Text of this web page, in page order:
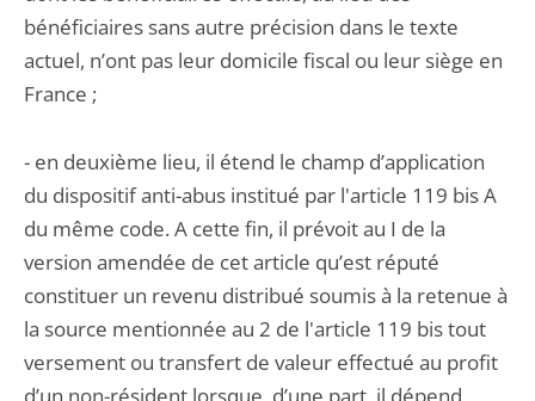
bénéficiaires sans autre précision dans le texte
actuel, n’ont pas leur domicile fiscal ou leur siège en
France ;
- en deuxième lieu, il étend le champ d’application
du dispositif anti-abus institué par l'article 119 bis A
du même code. A cette fin, il prévoit au I de la
version amendée de cet article qu’est réputé
constituer un revenu distribué soumis à la retenue à
la source mentionnée au 2 de l'article 119 bis tout
versement ou transfert de valeur effectué au profit